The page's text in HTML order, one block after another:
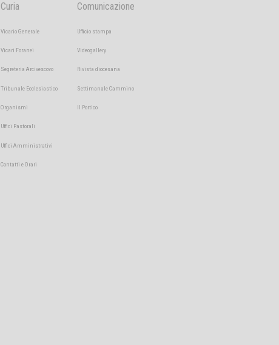
Curia
Vicario Generale
Vicari Foranei
Segreteria Arcivescovo
Tribunale Ecclesiastico
Organismi
Uffici Pastorali
Uffici Amministrativi
Contatti e Orari
Comunicazione
Ufficio stampa
Videogallery
Rivista diocesana
Settimanale Cammino
Il Portico